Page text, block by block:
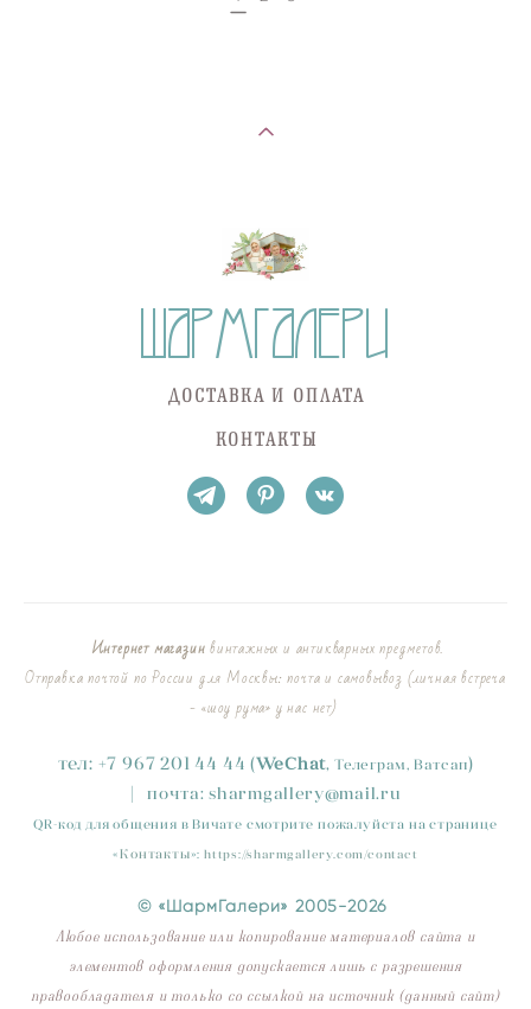
ДОСТАВКА И ОПЛАТА
КОНТАКТЫ
Интернет магазинвинтажных и антикварных предметов.
Отправка почтой по России для Москвы: почта и самовывоз (личная встреча
- «шоу рума» у нас нет)
тел: +7 967 201 44 44 (WeChat, Телеграм, Ватсап)
|
почта:sharmgallery@mail.ru
QR-код для общения в Вичате смотрите пожалуйста на странице
«Контакты»: https://sharmgallery.com/contact
© «ШармГалери» 2005-2026
Любое использование или копирование материалов сайта и
элементов оформления допускается лишь с разрешения
правообладателя и только со ссылкой на источник (данный сайт)